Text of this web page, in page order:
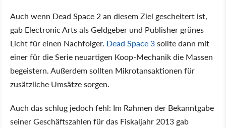
Auch wenn Dead Space 2 an diesem Ziel gescheitert ist,
gab Electronic Arts als Geldgeber und Publisher grünes
Licht für einen Nachfolger. Dead Space 3sollte dann mit
einer für die Serie neuartigen Koop-Mechanik die Massen
begeistern. Außerdem sollten Mikrotansaktionen für
zusätzliche Umsätze sorgen.
Auch das schlug jedoch fehl: Im Rahmen der Bekanntgabe
seiner Geschäftszahlen für das Fiskaljahr 2013 gab